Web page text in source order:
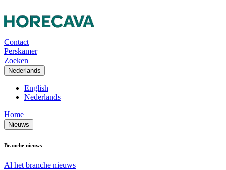
Contact
Perskamer
Zoeken
Nederlands
English
Nederlands
Home
Nieuws
Branche nieuws
Al het branche nieuws